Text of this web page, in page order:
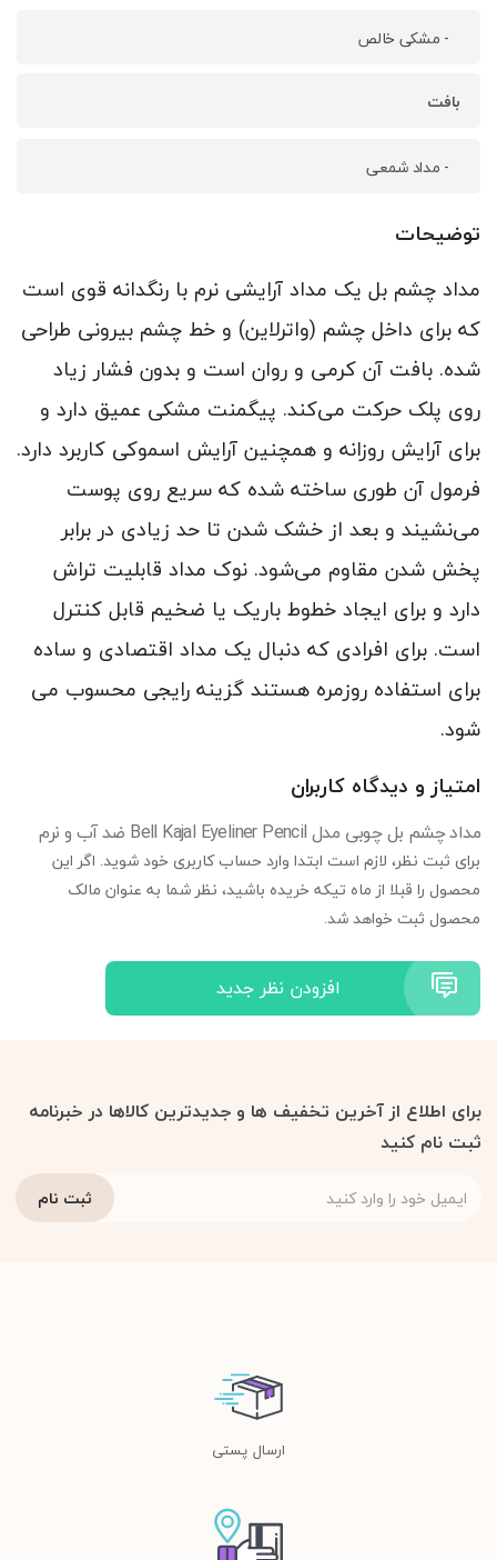
- مشکی خالص
بافت
- مداد شمعی
توضیحات
مداد چشم بل یک مداد آرایشی نرم با رنگدانه قوی است
که برای داخل چشم (واترلاین) و خط چشم بیرونی طراحی
شده. بافت آن کرمی و روان است و بدون فشار زیاد
روی پلک حرکت می‌کند. پیگمنت مشکی عمیق دارد و
برای آرایش روزانه و همچنین آرایش اسموکی کاربرد دارد.
فرمول آن طوری ساخته شده که سریع روی پوست
می‌نشیند و بعد از خشک شدن تا حد زیادی در برابر
پخش شدن مقاوم می‌شود. نوک مداد قابلیت تراش
دارد و برای ایجاد خطوط باریک یا ضخیم قابل کنترل
است. برای افرادی که دنبال یک مداد اقتصادی و ساده
برای استفاده روزمره هستند گزینه رایجی محسوب می‌
شود.
امتیاز و دیدگاه کاربران
مداد چشم بل چوبی مدل Bell Kajal Eyeliner Pencil ضد آب و نرم
برای ثبت نظر، لازم است ابتدا وارد حساب کاربری خود شوید. اگر این
محصول را قبلا از ماه تیکه خریده باشید، نظر شما به عنوان مالک
محصول ثبت خواهد شد.
افزودن نظر جدید
برای اطلاع از آخرین تخفیف ها و جدیدترین کالاها در خبرنامه
ثبت نام کنید
ارسال پستی